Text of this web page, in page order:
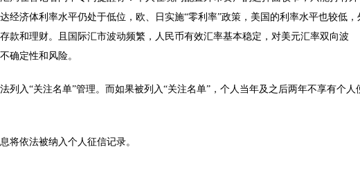
经济体利率水平仍处于低位，欧、日实施“零利率”政策，美国的利率水平也较低，
款和理财。且国际汇市波动频繁，人民币有效汇率基本稳定，对美元汇率双向波
确定性和风险。
入“关注名单”管理。而如果被列入“关注名单”，个人当年及之后两年不享有个人
依法被纳入个人征信记录。